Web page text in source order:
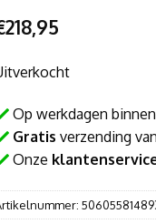
218,95
Op werkdagen
Gratis verzending
Onze